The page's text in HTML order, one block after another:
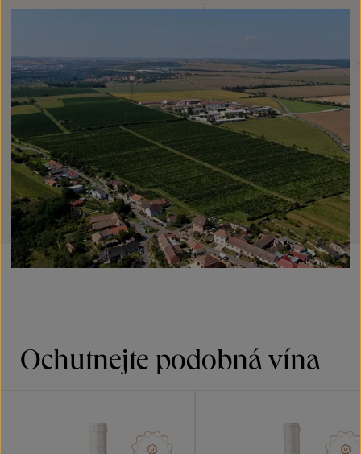
Ochutnejte podobná vína